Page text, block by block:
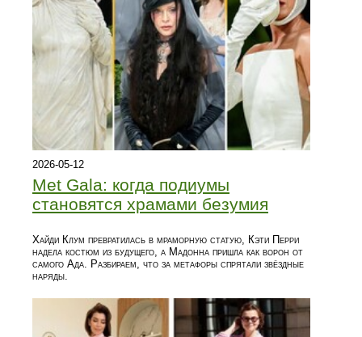
2026-05-12
Met Gala: когда подиумы
становятся храмами безумия
Хайди Клум превратилась в мраморную статую, Кэти Перри
надела костюм из будущего, а Мадонна пришла как ворон от
самого Ада. Разбираем, что за метафоры спрятали звёздные
наряды.